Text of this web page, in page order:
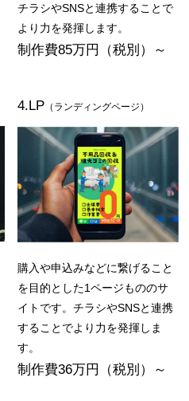
チラシやSNSと連携することで
より力を発揮します。
制作費85万円（税別）～
4.LP （ランディングページ）
購入や申込みなどに繋げること
を目的とした1ページもののサ
イトです。チラシやSNSと連携
することでより力を発揮しま
す。
制作費36万円（税別）～